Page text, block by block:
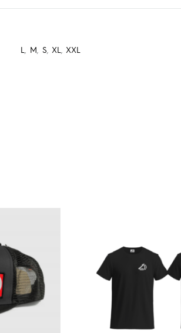
L M S XL XXL